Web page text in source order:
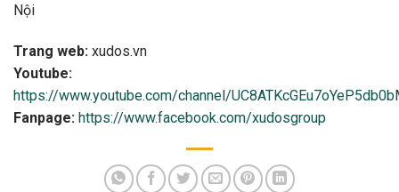
Nội
Trang web: xudos.vn
Youtube:
https://www.youtube.com/channel/
Fanpage: https://www.facebook.com/xudosgroup